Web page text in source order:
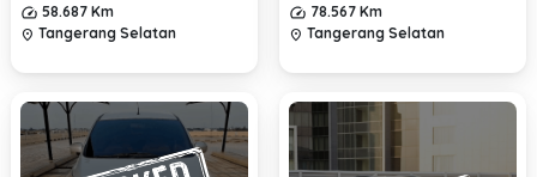
58.687 Km
location_on Tangerang Selatan
78.567 Km
location_on Tangerang Selatan